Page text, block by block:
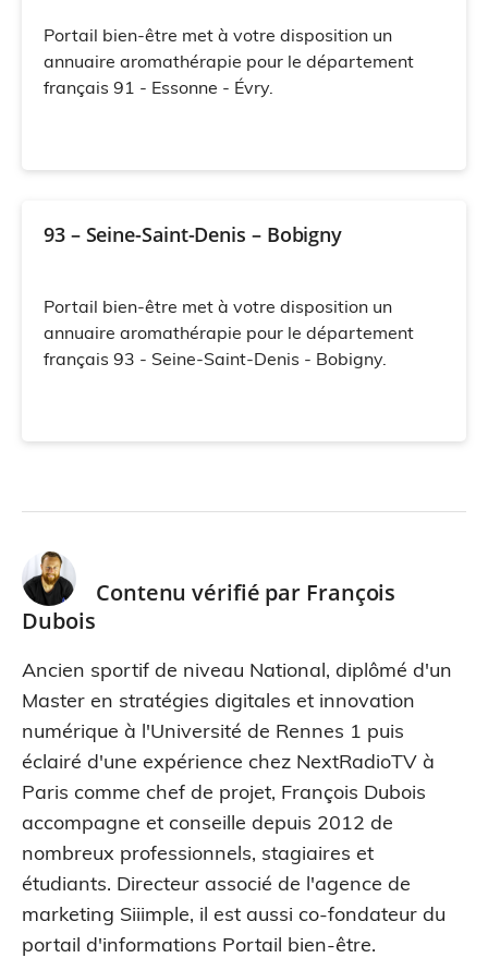
Portail bien-être met à votre disposition un
annuaire aromathérapie pour le département
français 91 - Essonne - Évry.
93 – Seine-Saint-Denis – Bobigny
Portail bien-être met à votre disposition un
annuaire aromathérapie pour le département
français 93 - Seine-Saint-Denis - Bobigny.
Contenu vérifié par François
Dubois
Ancien sportif de niveau National, diplômé d'un
Master en stratégies digitales et innovation
numérique à l'Université de Rennes 1 puis
éclairé d'une expérience chez NextRadioTV à
Paris comme chef de projet, François Dubois
accompagne et conseille depuis 2012 de
nombreux professionnels, stagiaires et
étudiants. Directeur associé de l'agence de
marketing Siiimple, il est aussi co-fondateur du
portail d'informations Portail bien-être.